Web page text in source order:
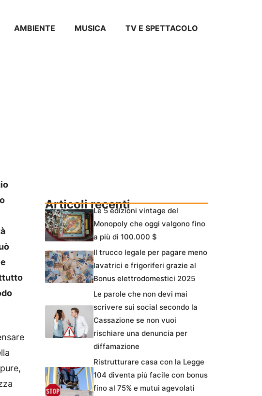
AMBIENTE MUSICA TV E SPETTACOLO
Articoli recentiLe 5 edizioni vintage del
Monopoly che oggi valgono fino
a più di 100.000 $
Il trucco legale per pagare meno
lavatrici e frigoriferi grazie al
Bonus elettrodomestici 2025
Le parole che non devi mai
scrivere sui social secondo la
Cassazione se non vuoi
rischiare una denuncia per
diffamazione
Ristrutturare casa con la Legge
104 diventa più facile con bonus
fino al 75% e mutui agevolati